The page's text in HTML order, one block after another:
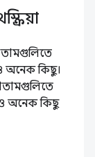
অনেক কিছু।
অনেক কিছু